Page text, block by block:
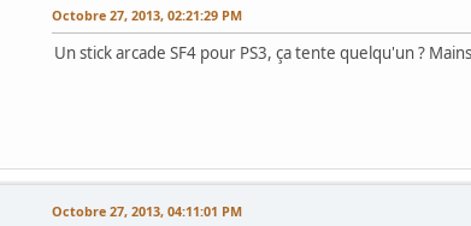
Octobre 27, 2013, 02:21:29 PM
Un stick arcade SF4 pour PS3, ça tente quelqu'un ?
Octobre 27, 2013, 04:11:01 PM